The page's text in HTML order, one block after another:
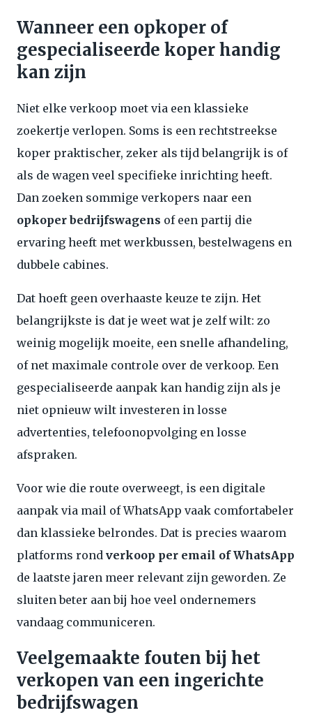
Wanneer een opkoper of
gespecialiseerde koper handig
kan zijn
Niet elke verkoop moet via een klassieke
zoekertje verlopen. Soms is een rechtstreekse
koper praktischer, zeker als tijd belangrijk is of
als de wagen veel specifieke inrichting heeft.
Dan zoeken sommige verkopers naar een
opkoper bedrijfswagens of een partij die
ervaring heeft met werkbussen, bestelwagens en
dubbele cabines.
Dat hoeft geen overhaaste keuze te zijn. Het
belangrijkste is dat je weet wat je zelf wilt: zo
weinig mogelijk moeite, een snelle afhandeling,
of net maximale controle over de verkoop. Een
gespecialiseerde aanpak kan handig zijn als je
niet opnieuw wilt investeren in losse
advertenties, telefoonopvolging en losse
afspraken.
Voor wie die route overweegt, is een digitale
aanpak via mail of WhatsApp vaak comfortabeler
dan klassieke belrondes. Dat is precies waarom
platforms rond verkoop per email of WhatsApp
de laatste jaren meer relevant zijn geworden. Ze
sluiten beter aan bij hoe veel ondernemers
vandaag communiceren.
Veelgemaakte fouten bij het
verkopen van een ingerichte
bedrijfswagen